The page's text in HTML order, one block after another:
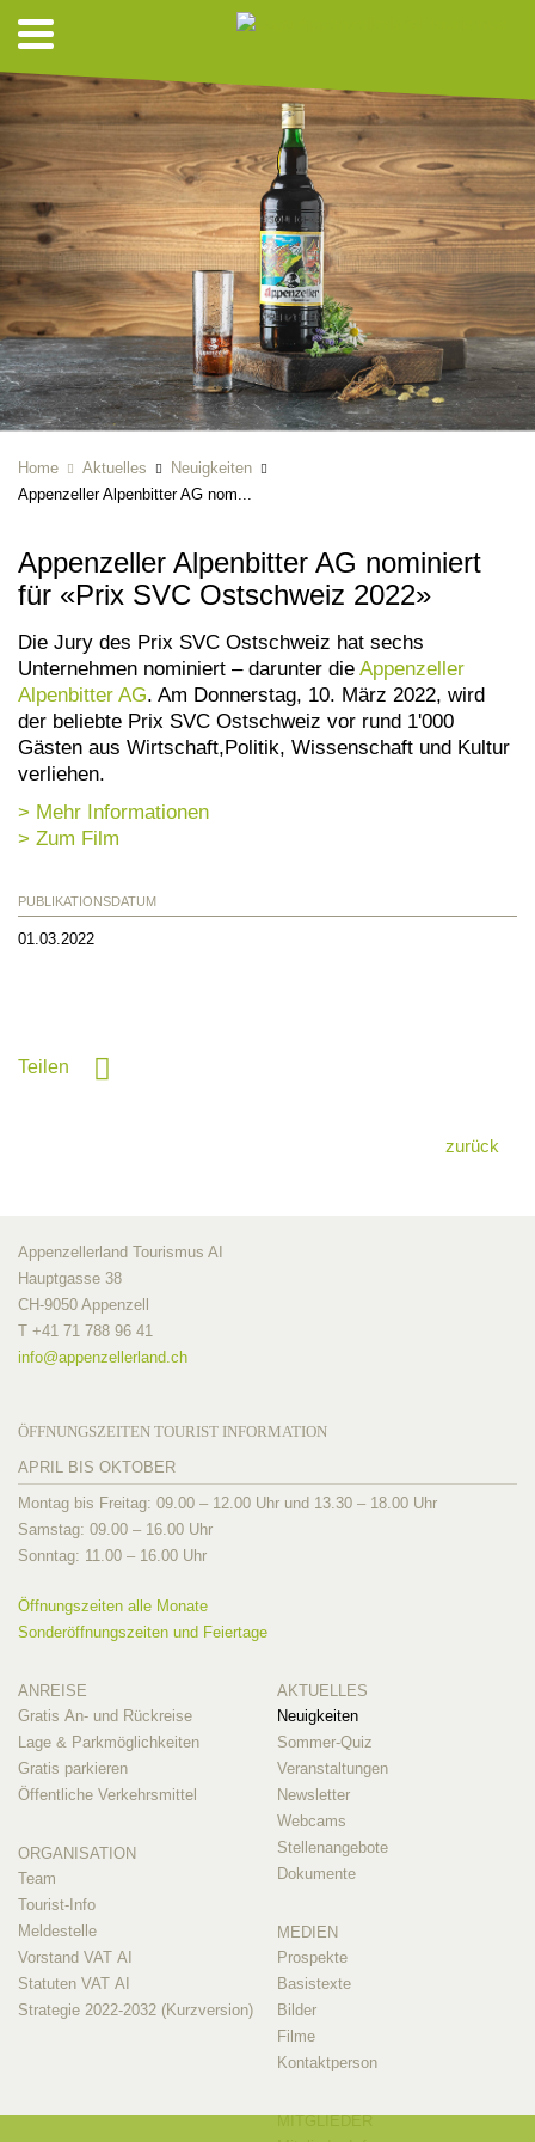
Home Aktuelles
Neuigkeiten
Appenzeller Alpenbitter AG nom...
Appenzeller Alpenbitter AG nominiert
für «Prix SVC Ostschweiz 2022»
Die Jury des Prix SVC Ostschweiz hat sechs
Unternehmen nominiert – darunter die Appenzeller
Alpenbitter AG. Am Donnerstag, 10. März 2022, wird
der beliebte Prix SVC Ostschweiz vor rund 1'000
Gästen aus Wirtschaft,Politik, Wissenschaft und Kultur
verliehen.
> Mehr Informationen
> Zum Film
PUBLIKATIONSDATUM
01.03.2022
Teilen
zurück
Appenzellerland Tourismus AI
Hauptgasse 38
CH-9050 Appenzell
T +41 71 788 96 41
info@appenzellerland.ch
ÖFFNUNGSZEITEN TOURIST INFORMATION
APRIL BIS OKTOBER
Montag bis Freitag: 09.00 – 12.00 Uhr und 13.30 – 18.00 Uhr
Samstag: 09.00 – 16.00 Uhr
Sonntag: 11.00 – 16.00 Uhr
Öffnungszeiten alle Monate
Sonderöffnungszeiten und Feiertage
ANREISE
Gratis An- und Rückreise
Lage & Parkmöglichkeiten
Gratis parkieren
Öffentliche Verkehrsmittel
ORGANISATION
Team
Tourist-Info
Meldestelle
Vorstand VAT AI
Statuten VAT AI
Strategie 2022-2032 (Kurzversion)
AKTUELLES
Neuigkeiten
Sommer-Quiz
Veranstaltungen
Newsletter
Webcams
Stellenangebote
Dokumente
MEDIEN
Prospekte
Basistexte
Bilder
Filme
Kontaktperson
MITGLIEDER